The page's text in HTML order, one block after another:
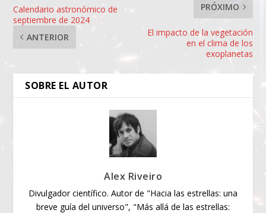
Calendario astronómico de
septiembre de 2024
ANTERIOR
PRÓXIMO
El impacto de la vegetación
en el clima de los
exoplanetas
SOBRE EL AUTOR
Alex Riveiro
Divulgador científico. Autor de "Hacia las estrellas: una
breve guía del universo", "Más allá de las estrellas: